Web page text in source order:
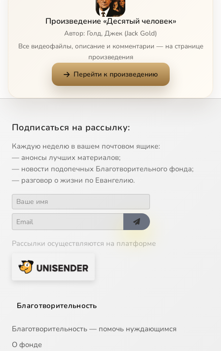
Произведение «Десятый человек»
Автор: Голд, Джек (Jack Gold)
Все видеофайлы, описание и комментарии — на странице
произведения
Перейти к произведению
Подписаться на рассылку:
Каждую неделю в вашем почтовом ящике:
— анонсы лучших материалов;
— новости подопечных Благотворительного фонда;
— разговор о жизни по Евангелию.
Рассылки осуществляются на платформе
Благотворительность
Благотворительность — помочь нуждающимся
О фонде